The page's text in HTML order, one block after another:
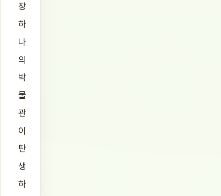
장
하
나
의
박
물
관
이
탄
생
하